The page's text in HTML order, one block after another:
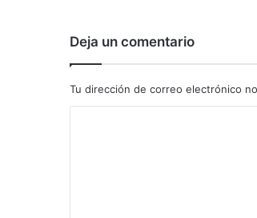
Deja un comentario
Tu dirección de correo electrónico